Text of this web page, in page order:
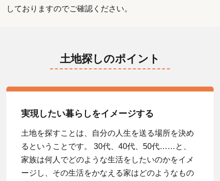
しておりますのでご確認ください。
土地探しのポイント
実現したい暮らしをイメージする
土地を探すことは、自分の人生を送る場所を決め
るということです。 30代、40代、50代……と、
家族は何人でどのような生活をしたいのかをイメ
ージし、その生活をかなえる家はどのようなもの